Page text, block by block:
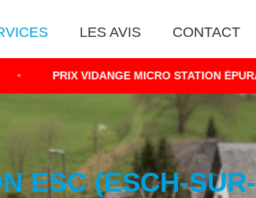
LES AVIS CONTACT
MICRO STATION ÉPURATION •
ESC (ESCH-SUR-